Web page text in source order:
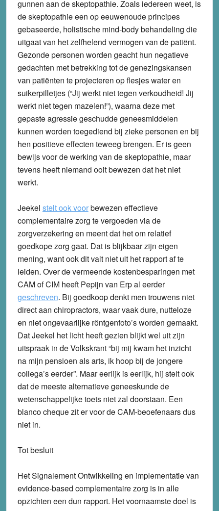
gunnen aan de skeptopathie. Zoals iedereen weet, is
de skeptopathie een op eeuwenoude principes
gebaseerde, holistische mind-body behandeling die
uitgaat van het zelfhelend vermogen van de patiënt.
Gezonde personen worden geacht hun negatieve
gedachten met betrekking tot de genezingskansen
van patiënten te projecteren op flesjes water en
suikerpilletjes (“Jij werkt niet tegen verkoudheid! Jij
werkt niet tegen mazelen!”), waarna deze met
gepaste agressie geschudde geneesmiddelen
kunnen worden toegediend bij zieke personen en bij
hen positieve effecten teweeg brengen. Er is geen
bewijs voor de werking van de skeptopathie, maar
tevens heeft niemand ooit bewezen dat het niet
werkt.
Jeekel stelt ook voorbewezen effectieve
complementaire zorg te vergoeden via de
zorgverzekering en meent dat het om relatief
goedkope zorg gaat. Dat is blijkbaar zijn eigen
mening, want ook dit valt niet uit het rapport af te
leiden. Over de vermeende kostenbesparingen met
CAM of CIM heeft Pepijn van Erp al eerder
geschreven. Bij goedkoop denkt men trouwens niet
direct aan chiropractors, waar vaak dure, nutteloze
en niet ongevaarlijke röntgenfoto’s worden gemaakt.
Dat Jeekel het licht heeft gezien blijkt wel uit zijn
uitspraak in de Volkskrant “bij mij kwam het inzicht
na mijn pensioen als arts, ik hoop bij de jongere
collega’s eerder”. Maar eerlijk is eerlijk, hij stelt ook
dat de meeste alternatieve geneeskunde de
wetenschappelijke toets niet zal doorstaan. Een
blanco cheque zit er voor de CAM-beoefenaars dus
niet in.
Tot besluit
Het Signalement Ontwikkeling en implementatie van
evidence-based complementaire zorg is in alle
opzichten een dun rapport. Het voornaamste doel is